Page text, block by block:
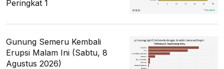
Peringkat 1
Gunung Semeru Kembali
Erupsi Malam Ini (Sabtu, 8
Agustus 2026)